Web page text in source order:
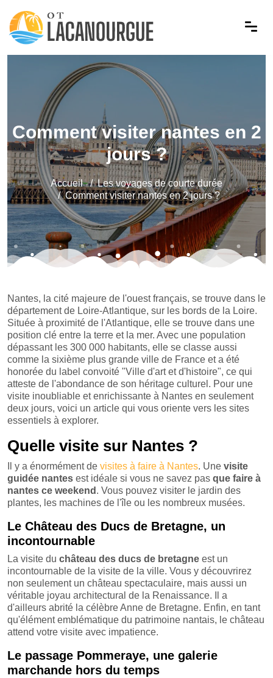
Comment visiter nantes en 2
jours ?
Accueil
Les voyages de courte durée
Comment visiter nantes en 2 jours ?
Nantes, la cité majeure de l'ouest français, se trouve dans le
département de Loire-Atlantique, sur les bords de la Loire.
Située à proximité de l'Atlantique, elle se trouve dans une
position clé entre la terre et la mer. Avec une population
dépassant les 300 000 habitants, elle se classe aussi
comme la sixième plus grande ville de France et a été
honorée du label convoité "Ville d'art et d'histoire", ce qui
atteste de l'abondance de son héritage culturel. Pour une
visite inoubliable et enrichissante à Nantes en seulement
deux jours, voici un article qui vous oriente vers les sites
essentiels à explorer.
Quelle visite sur Nantes ?
Il y a énormément de visites à faire à Nantes. Une visite
guidée nantes est idéale si vous ne savez pas que faire à
nantes ce weekend . Vous pouvez visiter le jardin des
plantes, les machines de l'île ou les nombreux musées.
Le Château des Ducs de Bretagne, un
incontournable
La visite du château des ducs de bretagne est un
incontournable de la visite de la ville. Vous y découvrirez
non seulement un château spectaculaire, mais aussi un
véritable joyau architectural de la Renaissance. Il a
d'ailleurs abrité la célèbre Anne de Bretagne. Enfin, en tant
qu'élément emblématique du patrimoine nantais, le château
attend votre visite avec impatience.
Le passage Pommeraye, une galerie
marchande hors du temps